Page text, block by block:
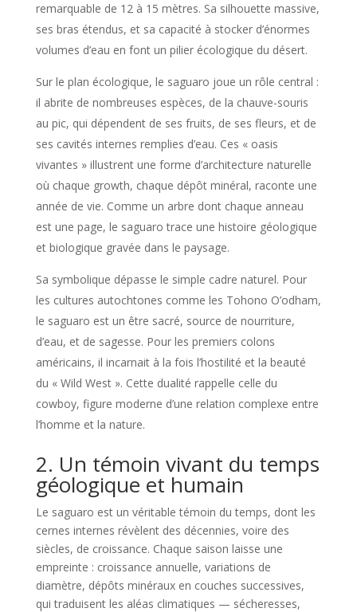
remarquable de 12 à 15 mètres. Sa silhouette massive,
ses bras étendus, et sa capacité à stocker d’énormes
volumes d’eau en font un pilier écologique du désert.
Sur le plan écologique, le saguaro joue un rôle central :
il abrite de nombreuses espèces, de la chauve-souris
au pic, qui dépendent de ses fruits, de ses fleurs, et de
ses cavités internes remplies d’eau. Ces « oasis
vivantes » illustrent une forme d’architecture naturelle
où chaque growth, chaque dépôt minéral, raconte une
année de vie. Comme un arbre dont chaque anneau
est une page, le saguaro trace une histoire géologique
et biologique gravée dans le paysage.
Sa symbolique dépasse le simple cadre naturel. Pour
les cultures autochtones comme les Tohono O’odham,
le saguaro est un être sacré, source de nourriture,
d’eau, et de sagesse. Pour les premiers colons
américains, il incarnait à la fois l’hostilité et la beauté
du « Wild West ». Cette dualité rappelle celle du
cowboy, figure moderne d’une relation complexe entre
l’homme et la nature.
2. Un témoin vivant du temps
géologique et humain
Le saguaro est un véritable témoin du temps, dont les
cernes internes révèlent des décennies, voire des
siècles, de croissance. Chaque saison laisse une
empreinte : croissance annuelle, variations de
diamètre, dépôts minéraux en couches successives,
qui traduisent les aléas climatiques — sécheresses,